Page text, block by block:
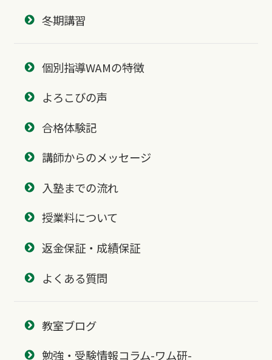
冬期講習
個別指導WAMの特徴
よろこびの声
合格体験記
講師からのメッセージ
入塾までの流れ
授業料について
返金保証・成績保証
よくある質問
教室ブログ
勉強・受験情報コラム-ワム研-